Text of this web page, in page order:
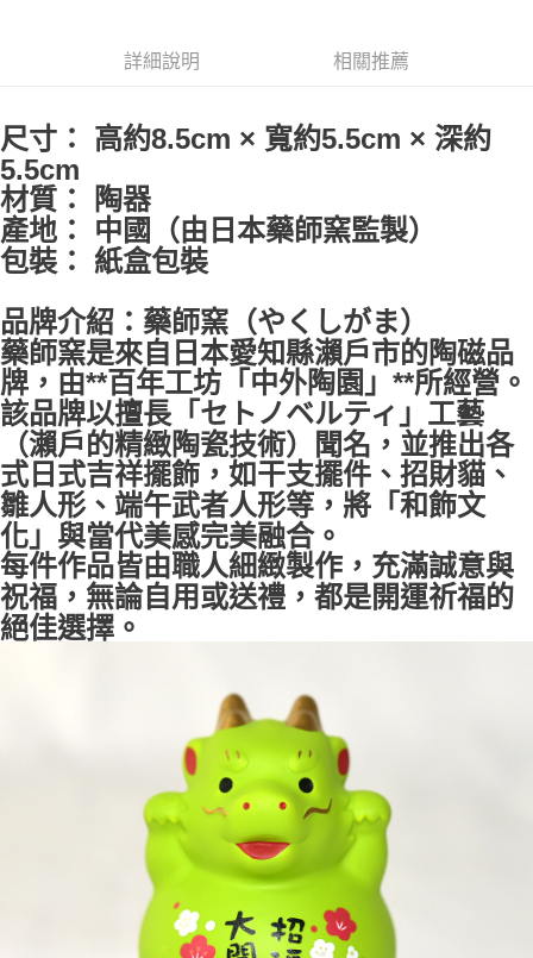
詳細說明 相關推薦
尺寸： 高約8.5cm × 寬約5.5cm × 深約
5.5cm
材質： 陶器
產地： 中國（由日本藥師窯監製）
包裝： 紙盒包裝
品牌介紹：藥師窯（やくしがま）
藥師窯是來自日本愛知縣瀨戶市的陶磁品
牌，由**百年工坊「中外陶園」**所經營。
該品牌以擅長「セトノベルティ」工藝
（瀨戶的精緻陶瓷技術）聞名，並推出各
式日式吉祥擺飾，如干支擺件、招財貓、
雛人形、端午武者人形等，將「和飾文
化」與當代美感完美融合。
每件作品皆由職人細緻製作，充滿誠意與
祝福，無論自用或送禮，都是開運祈福的
絕佳選擇。